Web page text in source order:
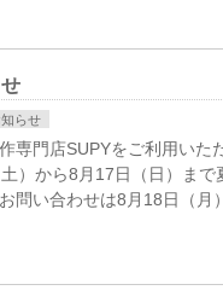
知らせ
専門店SUPYをご利用いた
）から8月17日（日）ま
問い合わせは8月18日（月